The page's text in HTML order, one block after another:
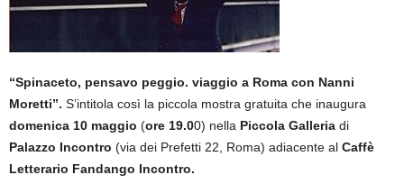
“Spinaceto, pensavo peggio. viaggio a Roma con Nanni
Moretti”. S’intitola così la piccola mostra gratuita che inaugura
domenica 10 maggio (ore 19.00) nella Piccola Galleria di
Palazzo Incontro (via dei Prefetti 22, Roma) adiacente al Caffè
Letterario Fandango Incontro.